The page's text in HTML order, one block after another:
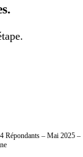
Répondants – Mai 2025 –